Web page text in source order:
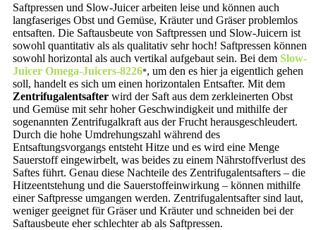
Saftpressen und Slow-Juicer arbeiten leise und können auch
langfaseriges Obst und Gemüse, Kräuter und Gräser problemlos
entsaften. Die Saftausbeute von Saftpressen und Slow-Juicern ist
sowohl quantitativ als als qualitativ sehr hoch! Saftpressen können
sowohl horizontal als auch vertikal aufgebaut sein. Bei dem Slow-
Juicer Omega-Juicers-8226 , um den es hier ja eigentlich gehen
soll, handelt es sich um einen horizontalen Entsafter. Mit dem
Zentrifugalentsafter wird der Saft aus dem zerkleinerten Obst
und Gemüse mit sehr hoher Geschwindigkeit und mithilfe der
sogenannten Zentrifugalkraft aus der Frucht herausgeschleudert.
Durch die hohe Umdrehungszahl während des
Entsaftungsvorgangs entsteht Hitze und es wird eine Menge
Sauerstoff eingewirbelt, was beides zu einem Nährstoffverlust des
Saftes führt. Genau diese Nachteile des Zentrifugalentsafters – die
Hitzeentstehung und die Sauerstoffeinwirkung – können mithilfe
einer Saftpresse umgangen werden. Zentrifugalentsafter sind laut,
weniger geeignet für Gräser und Kräuter und schneiden bei der
Saftausbeute eher schlechter ab als Saftpressen.